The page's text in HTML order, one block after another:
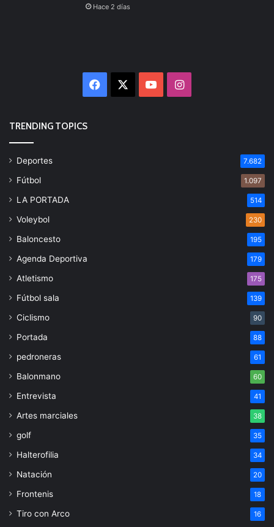
Hace 2 días
Facebook YouTubeInstagram
TRENDING TOPICS
Deportes 7.682
Fútbol 1.097
LA PORTADA 514
Voleybol 230
Baloncesto 195
Agenda Deportiva 179
Atletismo 175
Fútbol sala 139
Ciclismo 90
Portada 88
pedroneras 61
Balonmano 60
Entrevista 41
Artes marciales 38
golf 35
Halterofilia 34
Natación 20
Frontenis 18
Tiro con Arco 16